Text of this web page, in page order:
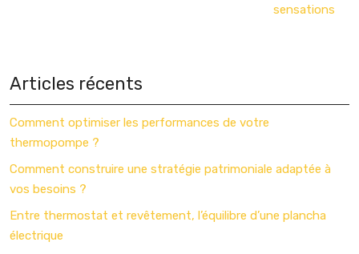
sensations
Articles récents
Comment optimiser les performances de votre
thermopompe ?
Comment construire une stratégie patrimoniale adaptée à
vos besoins ?
Entre thermostat et revêtement, l’équilibre d’une plancha
électrique